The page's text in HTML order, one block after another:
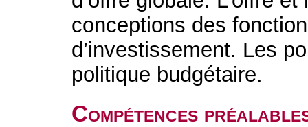
conceptions des
d’investissement. Les
politique budgétaire.
Compétences